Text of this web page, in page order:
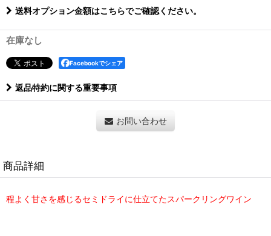
送料オプション金額はこちらでご確認ください。
在庫なし
Facebookでシェア
返品特約に関する重要事項
お問い合わせ
商品詳細
程よく甘さを感じるセミドライに仕立てたスパークリングワイン